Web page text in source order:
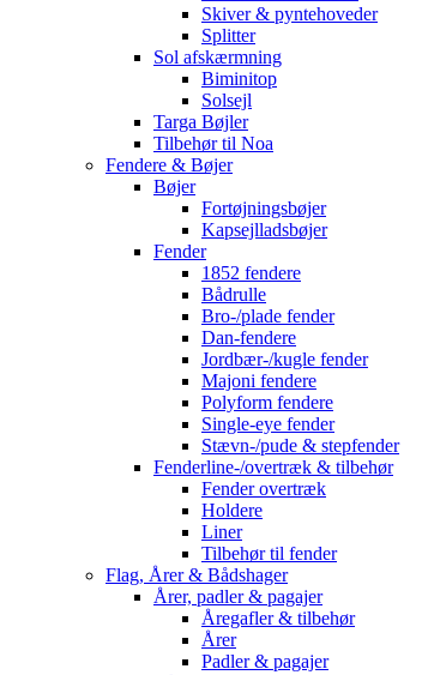
Skiver & pyntehoveder
Splitter
Sol afskærmning
Biminitop
Solsejl
Targa Bøjler
Tilbehør til Noa
Fendere & Bøjer
Bøjer
Fortøjningsbøjer
Kapsejlladsbøjer
Fender
1852 fendere
Bådrulle
Bro-/plade fender
Dan-fendere
Jordbær-/kugle fender
Majoni fendere
Polyform fendere
Single-eye fender
Stævn-/pude & stepfender
Fenderline-/overtræk & tilbehør
Fender overtræk
Holdere
Liner
Tilbehør til fender
Flag, Årer & Bådshager
Årer, padler & pagajer
Åregafler & tilbehør
Årer
Padler & pagajer